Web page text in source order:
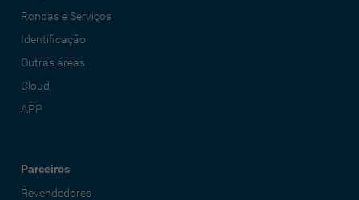
Rondas e Serviços
Identificação
Outras áreas
Cloud
APP
Parceiros
Revendedores